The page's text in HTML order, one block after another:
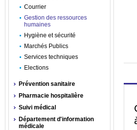
Courrier
Gestion des ressources
humaines
Hygiène et sécurité
Marchés Publics
Services techniques
Elections
Prévention sanitaire
Pharmacie hospitalière
Suivi médical
Département d'information
médicale